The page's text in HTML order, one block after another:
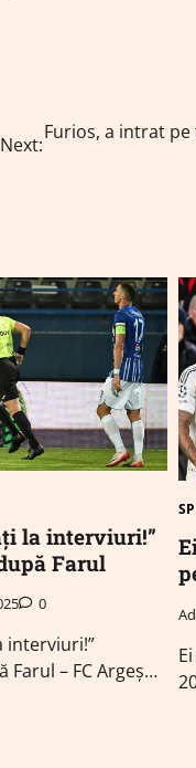
Next:
Furios, a intrat
la interviuri!”
Farul
0
interviuri!”
Farul – FC Argeș…